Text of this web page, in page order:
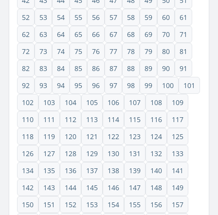
52
53 54 55 56 57 58 59 60
61
62
63 64 65 66 67 68 69 70
71
72
73 74 75 76 77 78 79 80
81
82
83 84 85 86 87 88 89 90
91
92
93 94 95 96 97 98 99 100
101
102
103 104 105 106 107 108
109
110
111 112 113 114 115 116
117
118
119 120 121 122 123 124
125
126
127 128 129 130 131 132
133
134
135 136 137 138 139 140
141
142
143 144 145 146 147 148
149
150
151 152 153 154 155 156 157